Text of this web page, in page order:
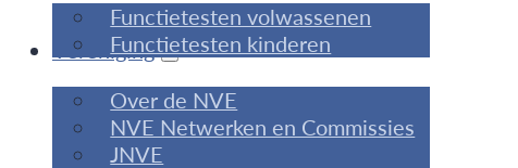
Functietesten volwassenen
Functietesten kinderen
Vereniging
Over de NVE
NVE Netwerken en Commissies
JNVE